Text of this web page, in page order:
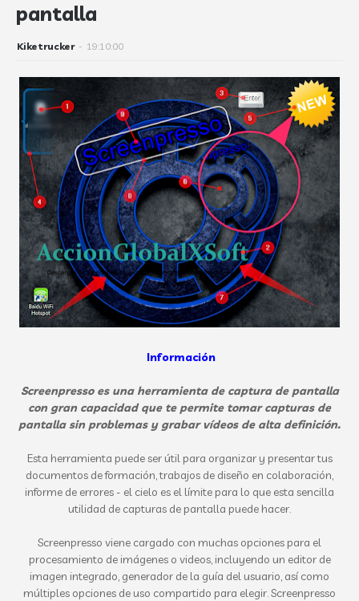
pantalla
Kiketrucker - 19:10:00
Información
Screenpresso es una herramienta de captura de pantalla
con gran capacidad que te permite tomar capturas de
pantalla sin problemas y grabar vídeos de alta definición.
Esta herramienta puede ser útil para organizar y presentar tus
documentos de formación, trabajos de diseño en colaboración,
informe de errores - el cielo es el límite para lo que esta sencilla
utilidad de capturas de pantalla puede hacer.
Screenpresso viene cargado con muchas opciones para el
procesamiento de imágenes o videos, incluyendo un editor de
imagen integrado, generador de la guía del usuario, así como
múltiples opciones de uso compartido para elegir. Screenpresso